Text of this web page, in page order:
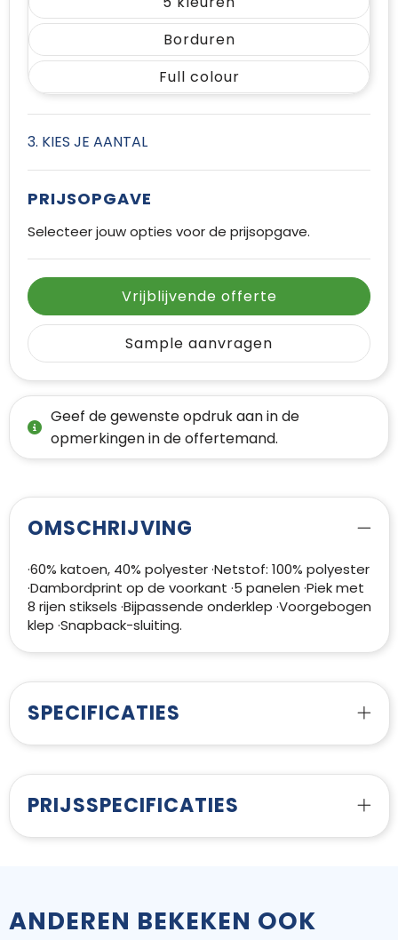
Borduren
Full colour
3. KIES JE AANTAL
PRIJSOPGAVE
Selecteer jouw opties voor de prijsopgave.
Vrijblijvende offerte
Sample aanvragen
Geef de gewenste opdruk aan in de
opmerkingen in de offertemand.
OMSCHRIJVING
·60% katoen, 40% polyester ·Netstof: 100% polyester
·Dambordprint op de voorkant ·5 panelen ·Piek met
8 rijen stiksels ·Bijpassende onderklep ·Voorgebogen
klep ·Snapback-sluiting.
SPECIFICATIES
PRIJSSPECIFICATIES
ANDEREN BEKEKEN OOK